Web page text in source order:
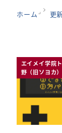
ホーム 更
エイメイ学院
野（旧ソヨカ